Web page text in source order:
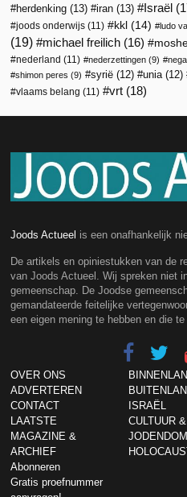
herdenking (13) iran (13) Israël
joods onderwijs (11) kkl (14) ludo
(19)
michael freilich (16)
nederland (11) nederzettingen (9)
shimon peres (9) syrië (12) unia(12)
vlaams belang (11) vrt (18)
Joods Actueel is een onafhankelijk
De artikels en opiniestukken van de
van Joods Actueel. Wij spreken niet
gemeenschap. De Joodse
gemandateerde feitelijke
een eigen mening te hebben en die te
OVER ONS
ADVERTEREN
CONTACT
LAATSTE
MAGAZINE &
ARCHIEF
Abonneren
Gratis proefnummer
ISRAËL
CULTUUR &
JODENDOM